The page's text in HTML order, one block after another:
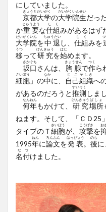
にしていました。
京都大学
きょうとだいがく
の大学院生
だいがくいんせい
だっ
か重要
じゅうよう
な仕組
しく
みがあるはず
大学院
だいがくいん
を中退
ちゅうたい
し、 仕組
しく
みを
つ
移
うつ
って研究
けんきゅう
を始
はじ
めます。
坂口
さかぐち
さんは、 胸腺
きょうせん
で作
つく
ら
細胞
さいぼう
」の中
なか
に、 自己
じこ
組織
そしき
へ
があるのだろうと推測
すいそく
しま
何
なん
年
ねん
もかけて、 研究
けんきゅう
場所
ばしょ
ねます。そして、「ＣＤ25
タイプのＴ細胞
さいぼう
が、 攻撃
こうげき
を
お
1995年
ねん
に論文
ろんぶん
を発表
はっぴょう
。 後
のち
名付
なづ
けました。